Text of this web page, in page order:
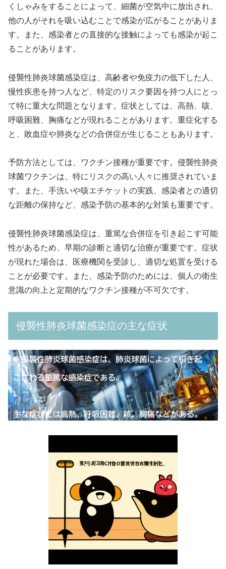
くしゃみをすることによって、細菌が空気中に放出され、
他の人がそれを吸い込むことで感染が広がることがありま
す。また、感染者との直接的な接触によっても感染が起こ
ることがあります。
侵襲性肺炎球菌感染症は、高齢者や免疫力の低下した人、
慢性疾患を持つ人など、特定のリスク要因を持つ人にとっ
て特に重大な問題となります。症状としては、高熱、咳、
呼吸困難、胸痛などが現れることがあります。重症化する
と、敗血症や肺炎などの合併症が生じることもあります。
予防方法としては、ワクチン接種が重要です。侵襲性肺炎
球菌ワクチンは、特にリスクの高い人々に推奨されていま
す。また、手洗いや咳エチケットの実践、感染者との適切
な距離の保持など、感染予防の基本的な対策も重要です。
侵襲性肺炎球菌感染症は、重篤な合併症を引き起こす可能
性があるため、早期の診断と適切な治療が重要です。症状
が現れた場合は、医療機関を受診し、適切な処置を受ける
ことが必要です。また、感染予防のためには、個人の衛生
意識の向上と定期的なワクチン接種が不可欠です。
侵襲性肺炎球菌感染症の主な症状